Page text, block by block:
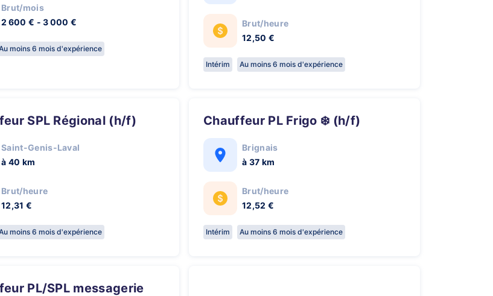
Brut/mois
2 600 € - 3 000 €
moins 6 mois d'expérience
Brut/heure
12,50 €
Intérim Au moins 6 mois d'expérience
SPL Régional (h/f)
Saint-Genis-Laval
à 40 km
Brut/heure
12,31 €
moins 6 mois d'expérience
Chauffeur PL Frigo ❄️ (h/f)
Brignais
à 37 km
Brut/heure
12,52 €
Intérim Au moins 6 mois d'expérience